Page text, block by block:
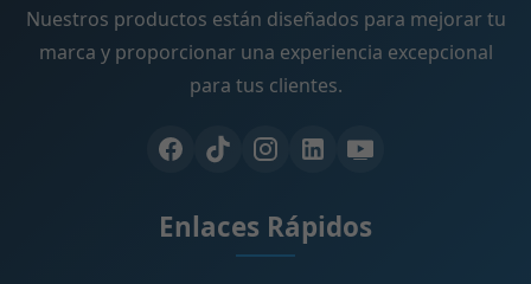
Nuestros productos están diseñados para mejorar tu
marca y proporcionar una experiencia excepcional
para tus clientes.
Enlaces Rápidos